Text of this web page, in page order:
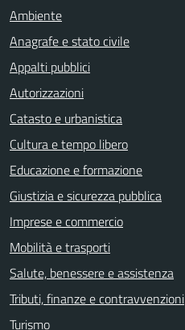
Ambiente
Anagrafe e stato civile
Appalti pubblici
Autorizzazioni
Catasto e urbanistica
Cultura e tempo libero
Educazione e formazione
Giustizia e sicurezza pubblica
Imprese e commercio
Mobilità e trasporti
Salute, benessere e assistenza
Tributi, finanze e contravvenzioni
Turismo